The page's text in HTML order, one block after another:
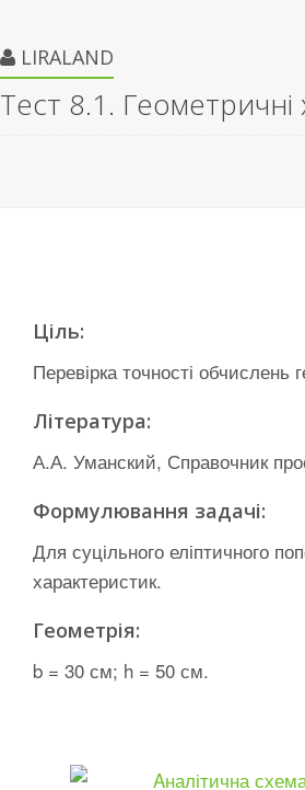
LIRALAND
Тест 8.1. Геометричні
Ціль:
Перевірка точності обчислень
Література:
А.А. Уманский, Справочник
Формулювання задачі:
Для суцільного еліптичного
характеристик.
Геометрія:
b = 30 см; h = 50 см.